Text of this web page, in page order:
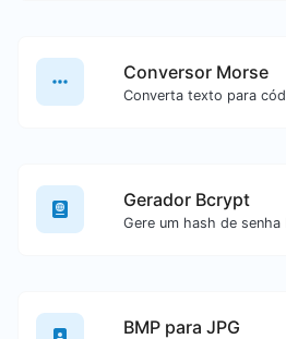
Conversor Morse
Gerador Bcrypt
BMP para JPG